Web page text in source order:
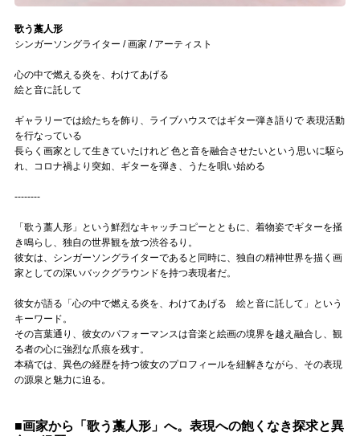
歌う藁人形
シンガーソングライター / 画家 / アーティスト
心の中で燃える炎を、わけてあげる
絵と音に託して
ギャラリーでは絵たちを飾り、ライブハウスではギター弾き語りで 表現活動
を行なっている
長らく画家として生きていたけれど 色と音を融合させたいという思いに駆ら
れ、コロナ禍より突如、ギターを弾き、うたを唄い始める
--------
「歌う藁人形」という鮮烈なキャッチコピーとともに、着物姿でギターを掻
き鳴らし、独自の世界観を放つ渋谷るり。
彼女は、シンガーソングライターであると同時に、独自の精神世界を描く画
家としての深いバックグラウンドを持つ表現者だ。
彼女が語る「心の中で燃える炎を、わけてあげる 絵と音に託して」という
キーワード。
その言葉通り、彼女のパフォーマンスは音楽と絵画の境界を越え融合し、観
る者の心に強烈な爪痕を残す。
本稿では、異色の経歴を持つ彼女のプロフィールを紐解きながら、その表現
の源泉と魅力に迫る。
■画家から「歌う藁人形」へ。表現への飽くなき探求と異